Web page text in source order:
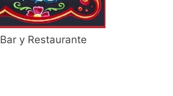
Bar y Restaurante